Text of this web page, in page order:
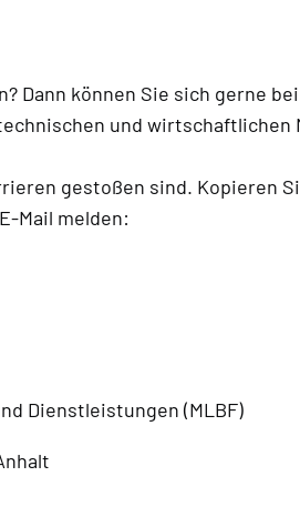
Dann können Sie sich gerne
und wirtschaftlichen
gestoßen sind. Kopieren
Mail melden:
Dienstleistungen (MLBF)